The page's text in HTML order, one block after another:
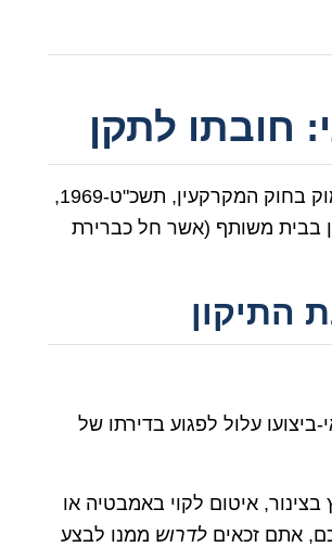
חובתו לתקן
הבסיס החוקי להתמודדות עם שכן סרבן אינו מעורפל. הוא נטוע עמוק בחוק המקרקעין, תשכ"ט-1969,
בבית משותף (אשר חל כברירת
התיקון
עלול לפגוע בדירתו של
בצינור, איטום לקוי באמבטיה או
אתם זכאים לדרוש ממנו לבצע